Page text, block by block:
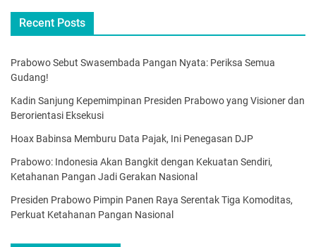
Recent Posts
Prabowo Sebut Swasembada Pangan Nyata: Periksa Semua
Gudang!
Kadin Sanjung Kepemimpinan Presiden Prabowo yang Visioner dan
Berorientasi Eksekusi
Hoax Babinsa Memburu Data Pajak, Ini Penegasan DJP
Prabowo: Indonesia Akan Bangkit dengan Kekuatan Sendiri,
Ketahanan Pangan Jadi Gerakan Nasional
Presiden Prabowo Pimpin Panen Raya Serentak Tiga Komoditas,
Perkuat Ketahanan Pangan Nasional